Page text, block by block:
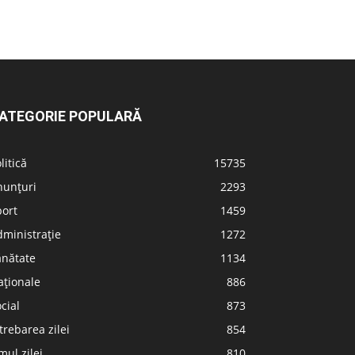
POPULARĂ
15735
2293
1459
1272
1134
886
873
zilei
854